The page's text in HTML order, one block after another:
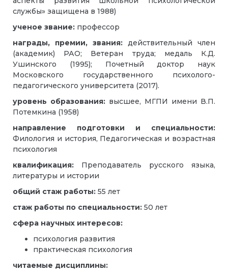
службы» защищена в 1988)
ученое звание: профессор
награды, премии, звания: действительный член
(академик) РАО; Ветеран труда; медаль К.Д.
Ушинского (1995); Почетный доктор наук
Московского государственного психолого-
педагогического университета (2017).
уровень образования: высшее, МГПИ имени В.П.
Потемкина (1958)
направление подготовки и специальности:
Филология и история, Педагогическая и возрастная
психология
квалификация: Преподаватель русского языка,
литературы и истории
общий стаж работы: 55 лет
стаж работы по специальности: 50 лет
сфера научных интересов:
психология развития
практическая психология
читаемые дисциплины: